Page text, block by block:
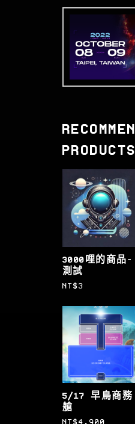
PRODUCTS
3000哩的商品-
測試
NT$3
5/17 早鳥商務
艙